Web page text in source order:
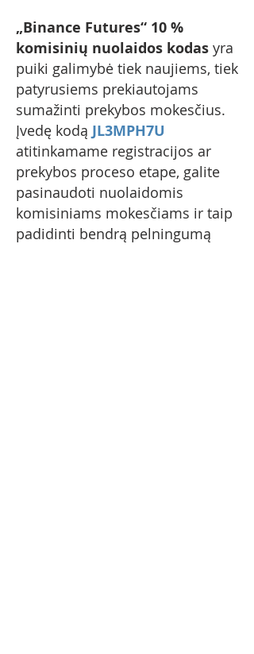
„Binance Futures“ 10 %
komisinių nuolaidos kodas yra
puiki galimybė tiek naujiems, tiek
patyrusiems prekiautojams
sumažinti prekybos mokesčius.
Įvedę kodą JL3MPH7U
atitinkamame registracijos ar
prekybos proceso etape, galite
pasinaudoti nuolaidomis
komisiniams mokesčiams ir taip
padidinti bendrą pelningumą